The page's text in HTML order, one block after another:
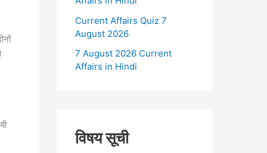
Current Affairs Quiz 7
August 2026
7 August 2026 Current
Affairs in Hindi
विषय सूची